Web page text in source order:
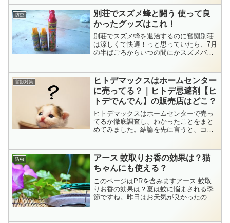
線香でカメムシも撃退できたら一石二
鳥。蚊取り線香でカメ...
防虫
別荘でスズメ蜂と闘う 使って良
かったグッズはこれ！
別荘でスズメ蜂を退治するのに奮闘別荘
は涼しくて快適！っと思っていたら、7月
の半ばごろからいつの間にかスズメバチ
バチではなさそうです。自宅も近くに山
があるので黄色スズメ蜂...
害獣対策
ヒトデマックスはホームセンター
に売ってる？｜ヒトデ忌避剤【ヒ
トデでんでん】の販売店はどこ？
ヒトデマックスはホームセンターで売っ
てるか徹底調査し、わかったことをまと
めてみました。結論を先に言うと、コメ
しく調べて、「ヒトデマックス」などの
ヒトデ忌避剤を扱ってる販売店を紹介し
ます。
防虫
アース 蚊取りお香の効果は？猫
ちゃんにも使える？
このページはPRを含みますアース 蚊取
りお香の効果は？夏は蚊に悩まされる季
節ですね。昨日はお天気が良かったので